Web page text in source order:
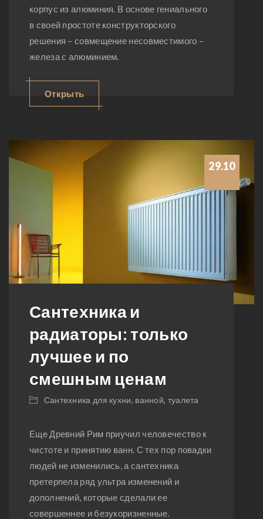
корпус из алюминия. В основе гениального
в своей простоте конструкторского
решения – совмещение несовместимого –
железа с алюминием.
Открыть
29.10
Сантехника и
радиаторы: только
лучшее и по
смешным ценам
Сантехника для кухни, ванной, туалета
Еще Древний Рим приучил человечество к
чистоте и принятию ванн. С тех пор повадки
людей не изменились, а сантехника
претерпела ряд ультра изменений и
дополнений, которые сделали ее
совершеннее и безукоризненные.